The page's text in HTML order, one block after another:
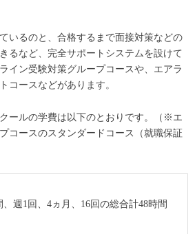
いるのと、合格するまで面接対策などの
るなど、完全サポートシステムを設けて
イン受験対策グループコースや、エアラ
コースなどがあります。
ールの学費は以下のとおりです。（※エ
コースのスタンダードコース（就職保証
、週1回、4ヵ月、16回の総合計48時間